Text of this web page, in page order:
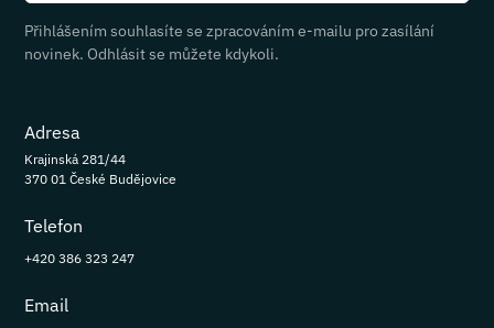
Přihlášením souhlasíte se zpracováním e-mailu pro zasílání
novinek. Odhlásit se můžete kdykoli.
Adresa
Krajinská 281/44
370 01 České Budějovice
Telefon
+420 386 323 247
Email